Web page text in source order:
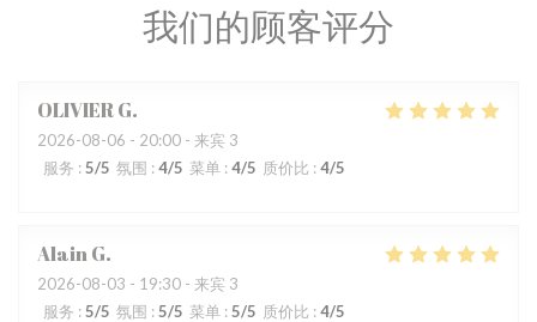
我们的顾客评分
OLIVIERG
2026-08-06 - 20:00 - 来宾 3
服务 : 5/5 氛围 : 4/5 菜单 : 4/5 质价比 : 4/5
AlainG
2026-08-03 - 19:30 - 来宾 3
服务 : 5/5 氛围 : 5/5 菜单 : 5/5 质价比 : 4/5